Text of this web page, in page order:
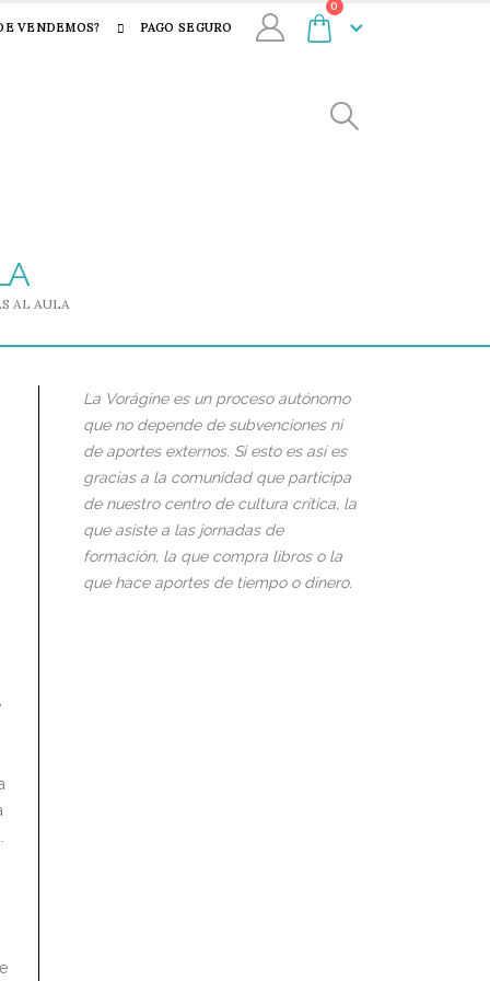
VENDEMOS? PAGO SEGURO
0
AL AULA
La Vorágine es un proceso autónomo
que no depende de subvenciones ni
de aportes externos. Si esto es así es
gracias a la comunidad que participa
de nuestro centro de cultura crítica, la
que asiste a las jornadas de
formación, la que compra libros o la
que hace aportes de tiempo o dinero.